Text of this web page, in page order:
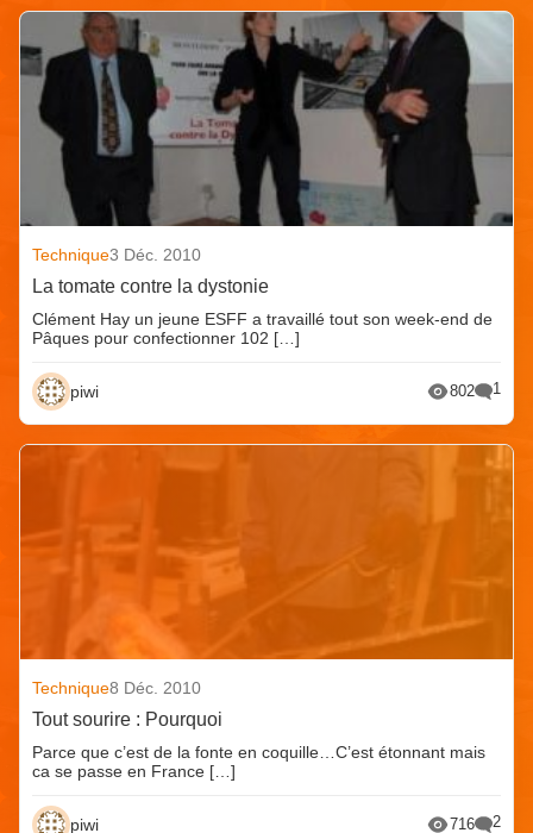
Technique3 Déc. 2010
La tomate contre la dystonie
Clément Hay un jeune ESFF a travaillé tout son week-end de
Pâques pour confectionner 102 […]
piwi 802 1
Technique8 Déc. 2010
Tout sourire : Pourquoi
Parce que c’est de la fonte en coquille…C’est étonnant mais
ca se passe en France […]
piwi 716 2